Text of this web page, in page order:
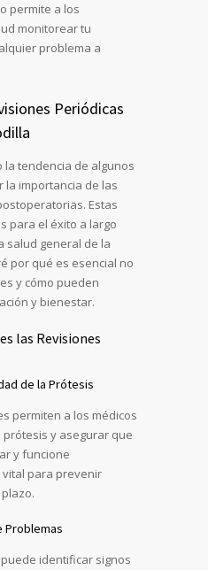
permite a los
monitorear tu
problema a
Periódicas
tendencia de algunos
la importancia de las
Estas
para el éxito a largo
salud general de la
por qué es esencial no
y cómo pueden
y bienestar.
las Revisiones
de la Prótesis
permiten a los médicos
y asegurar que
y funcione
vital para prevenir
Problemas
identificar signos